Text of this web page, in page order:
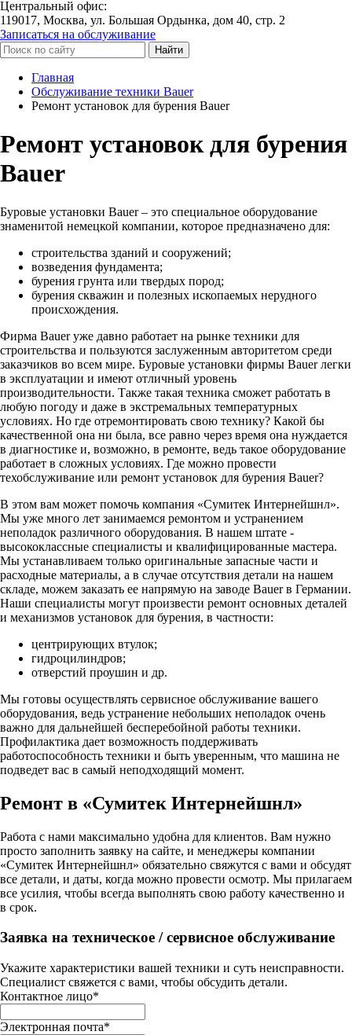
Центральный офис:
119017, Москва, ул. Большая Ордынка, дом 40, стр. 2
Записаться на обслуживание
Найти
Главная
Обслуживание техники Bauer
Ремонт установок для бурения Bauer
Ремонт установок для бурения
Bauer
Буровые установки Bauer – это специальное оборудование
знаменитой немецкой компании, которое предназначено для:
строительства зданий и сооружений;
возведения фундамента;
бурения грунта или твердых пород;
бурения скважин и полезных ископаемых нерудного
происхождения.
Фирма Bauer уже давно работает на рынке техники для
строительства и пользуются заслуженным авторитетом среди
заказчиков во всем мире. Буровые установки фирмы Bauer легки
в эксплуатации и имеют отличный уровень
производительности. Также такая техника сможет работать в
любую погоду и даже в экстремальных температурных
условиях. Но где отремонтировать свою технику? Какой бы
качественной она ни была, все равно через время она нуждается
в диагностике и, возможно, в ремонте, ведь такое оборудование
работает в сложных условиях. Где можно провести
техобслуживание или ремонт установок для бурения Bauer?
В этом вам может помочь компания «Сумитек Интернейшнл».
Мы уже много лет занимаемся ремонтом и устранением
неполадок различного оборудования. В нашем штате -
высококлассные специалисты и квалифицированные мастера.
Мы устанавливаем только оригинальные запасные части и
расходные материалы, а в случае отсутствия детали на нашем
складе, можем заказать ее напрямую на заводе Bauer в Германии.
Наши специалисты могут произвести ремонт основных деталей
и механизмов установок для бурения, в частности:
центрирующих втулок;
гидроцилиндров;
отверстий проушин и др.
Мы готовы осуществлять сервисное обслуживание вашего
оборудования, ведь устранение небольших неполадок очень
важно для дальнейшей бесперебойной работы техники.
Профилактика дает возможность поддерживать
работоспособность техники и быть уверенным, что машина не
подведет вас в самый неподходящий момент.
Ремонт в «Сумитек Интернейшнл»
Работа с нами максимально удобна для клиентов. Вам нужно
просто заполнить заявку на сайте, и менеджеры компании
«Сумитек Интернейшнл» обязательно свяжутся с вами и обсудят
все детали, и даты, когда можно провести осмотр. Мы прилагаем
все усилия, чтобы всегда выполнять свою работу качественно и
в срок.
Заявка на техническое / сервисное обслуживание
Укажите характеристики вашей техники и суть неисправности.
Специалист свяжется с вами, чтобы обсудить детали.
Контактное лицо*
Электронная почта*